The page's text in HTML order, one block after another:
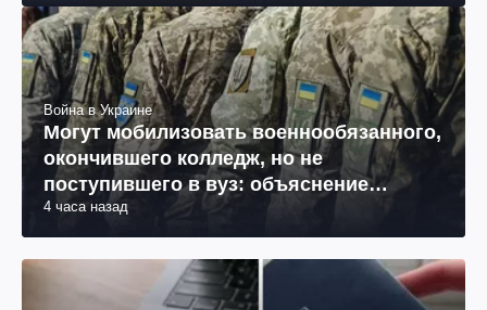
Война в Украине
Могут мобилизовать военнообязанного,
окончившего колледж, но не
поступившего в вуз: объяснение
юриста
4 часа назад